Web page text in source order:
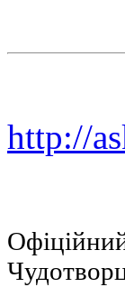
http://